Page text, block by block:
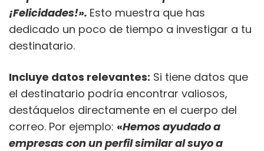
¡Felicidades!». Esto muestra que has
dedicado un poco de tiempo a investigar a tu
destinatario.
Incluye datos relevantes: Si tiene datos que
el destinatario podría encontrar valiosos,
destáquelos directamente en el cuerpo del
correo. Por ejemplo: «Hemos ayudado a
empresas con un perfil similar al suyo a